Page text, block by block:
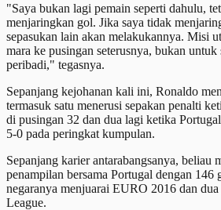
"Saya bukan lagi pemain seperti dahulu,
menjaringkan gol. Jika saya tidak
sepasukan lain akan melakukannya. Misi
mara ke pusingan seterusnya, bukan
peribadi," tegasnya.
Sepanjang kejohanan kali ini, Ronaldo
termasuk satu menerusi sepakan penalti
di pusingan 32 dan dua lagi ketika
5-0 pada peringkat kumpulan.
Sepanjang karier antarabangsanya, beliau
penampilan bersama Portugal dengan 146
negaranya menjuarai EURO 2016 dan
League.